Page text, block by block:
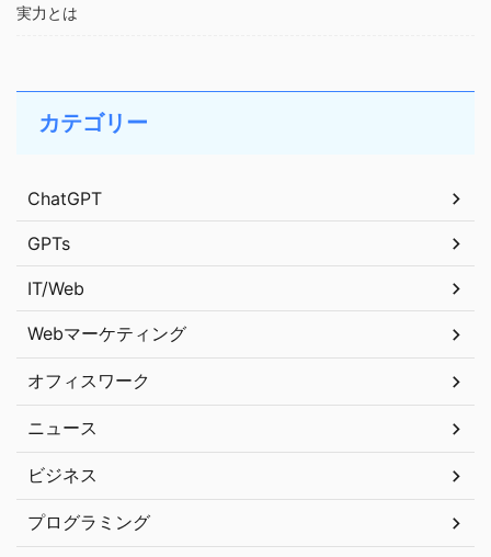
実力とは
カテゴリー
ChatGPT
GPTs
IT/Web
Webマーケティング
オフィスワーク
ニュース
ビジネス
プログラミング